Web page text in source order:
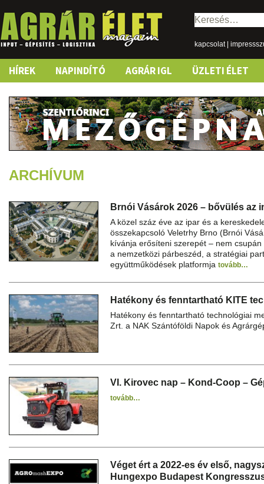
Keresés:
kapcsolat|
Skip
content
HÍREK NAPINDÍTÓ AGRÁR IGL ÜZLETI ÉLET
ARCHÍVUM
Brnói Vásárok 2026 – bővülés az
A közel száz éve az ipar és a
összekapcsoló Veletrhy Brno (Brnói
kívánja erősíteni szerepét – nem
a nemzetközi párbeszéd, a stratégiai
együttműködések platformja tovább…
Hatékony és fenntartható KITE
Hatékony és fenntartható technológiai
Zrt. a NAK Szántóföldi Napok és
VI. Kirovec nap – Kond-Coop –
tovább…
Véget ért a 2022-es év első,
Hungexpo Budapest